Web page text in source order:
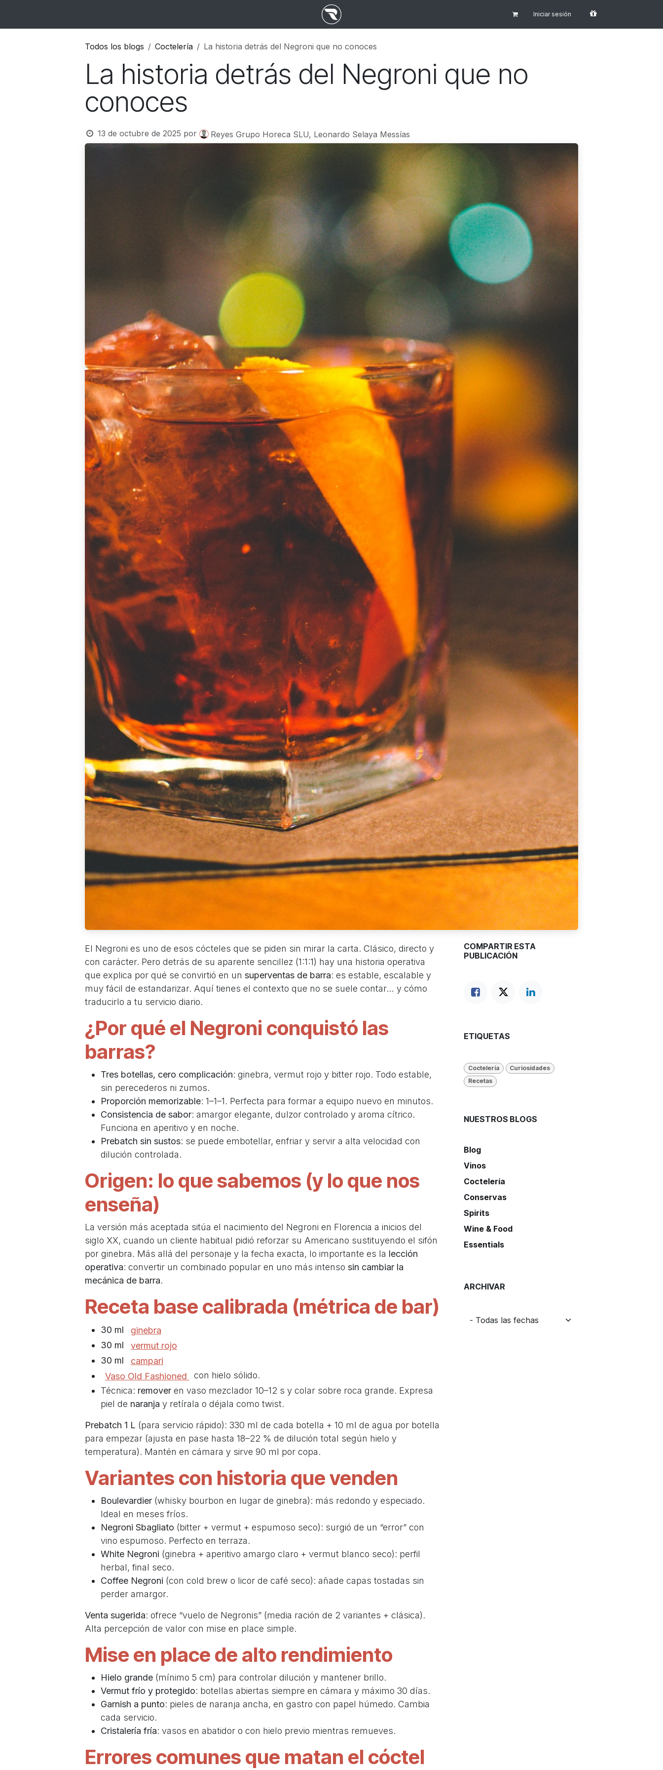
Iniciar sesión
Todos los blogs Coctelería La historia detrás del Negroni que no conoces
La historia detrás del Negroni que no
conoces
13 de octubre de 2025 por Reyes Grupo Horeca SLU, Leonardo Selaya Messías
El Negroni es uno de esos cócteles que se piden sin mirar la carta. Clásico, directo y
con carácter. Pero detrás de su aparente sencillez (1:1:1) hay una historia operativa
que explica por qué se convirtió en un superventas de barra: es estable, escalable y
muy fácil de estandarizar. Aquí tienes el contexto que no se suele contar… y cómo
traducirlo a tu servicio diario.
¿Por qué el Negroni conquistó las
barras?
Tres botellas, cero complicación: ginebra, vermut rojo y bitter rojo. Todo estable,
sin perecederos ni zumos.
Proporción memorizable: 1–1–1. Perfecta para formar a equipo nuevo en minutos.
Consistencia de sabor: amargor elegante, dulzor controlado y aroma cítrico.
Funciona en aperitivo y en noche.
Prebatch sin sustos: se puede embotellar, enfriar y servir a alta velocidad con
dilución controlada.
Origen: lo que sabemos (y lo que nos
enseña)
La versión más aceptada sitúa el nacimiento del Negroni en Florencia a inicios del
siglo XX, cuando un cliente habitual pidió reforzar su Americano sustituyendo el sifón
por ginebra. Más allá del personaje y la fecha exacta, lo importante es la lección
operativa: convertir un combinado popular en uno más intenso sin cambiar la
mecánica de barra.
Receta base calibrada (métrica de bar)
30 ml
ginebra
30 ml
vermut rojo
30 ml
campari
Vaso Old Fashioned
con hielo sólido.
Técnica: remover en vaso mezclador 10–12 s y colar sobre roca grande. Expresa
piel de naranja y retírala o déjala como twist.
Prebatch 1 L (para servicio rápido): 330 ml de cada botella + 10 ml de agua por botella
para empezar (ajusta en pase hasta 18–22 % de dilución total según hielo y
temperatura). Mantén en cámara y sirve 90 ml por copa.
Variantes con historia que venden
Boulevardier (whisky bourbon en lugar de ginebra): más redondo y especiado.
Ideal en meses fríos.
Negroni Sbagliato (bitter + vermut + espumoso seco): surgió de un “error” con
vino espumoso. Perfecto en terraza.
White Negroni (ginebra + aperitivo amargo claro + vermut blanco seco): perfil
herbal, final seco.
Coffee Negroni (con cold brew o licor de café seco): añade capas tostadas sin
perder amargor.
Venta sugerida: ofrece “vuelo de Negronis” (media ración de 2 variantes + clásica).
Alta percepción de valor con mise en place simple.
Mise en place de alto rendimiento
Hielo grande (mínimo 5 cm) para controlar dilución y mantener brillo.
Vermut frío y protegido: botellas abiertas siempre en cámara y máximo 30 días.
Garnish a punto: pieles de naranja ancha, en gastro con papel húmedo. Cambia
cada servicio.
Cristalería fría: vasos en abatidor o con hielo previo mientras remueves.
Errores comunes que matan el cóctel
COMPARTIR ESTA
PUBLICACIÓN
ETIQUETAS
Coctelería
Curiosidades
Recetas
NUESTROS BLOGS
Blog
Vinos
Coctelería
Conservas
Spirits
Wine & Food
Essentials
ARCHIVAR